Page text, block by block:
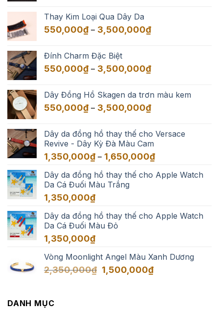
Thay Kim Loại Qua Dây Da
550,000₫ – 3,500,000₫Khoảng
đến
Đính Charm Đặc Biệt
550,000₫ – 3,500,000₫Khoảng
550,000₫
đến
Dây Đồng Hồ Skagen da trơn màu kem
550,000₫ – 3,500,000₫Khoảng
550,000₫
đến
3,500,000₫
Dây da đồng hồ thay thế cho Versace
Revive - Dây Kỳ Đà Màu Cam
1,350,000₫ – 1,650,000₫Khoảng
từ
Dây da đồng hồ thay thế cho Apple Watch
Da Cá Đuối Màu Trắng
1,350,000₫
Dây da đồng hồ thay thế cho Apple Watch
Da Cá Đuối Màu Đỏ
1,350,000₫
Vòng Moonlight Angel Màu Xanh Dương
2,350,000₫ Giá
1,500,000₫Giá
DANH MỤC